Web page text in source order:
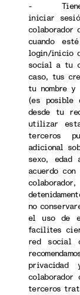
- Tienes
iniciar
colaborador
cuando
login/inicio
social a tu
caso, tus
tu nombre y
(es posible
desde tu
utilizar
terceros
adicional
sexo, edad
acuerdo
no
el uso de
facilites
red social
terceros